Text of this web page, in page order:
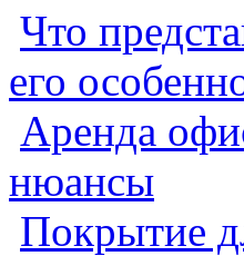
Что
его
Аренда
нюансы
Покрытие